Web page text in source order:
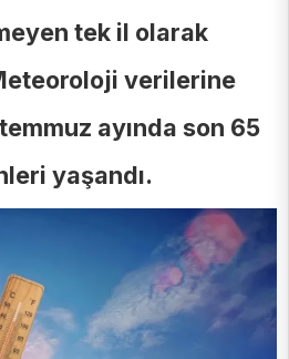
tek il olarak
verilerine
ayında son 65
yaşandı.